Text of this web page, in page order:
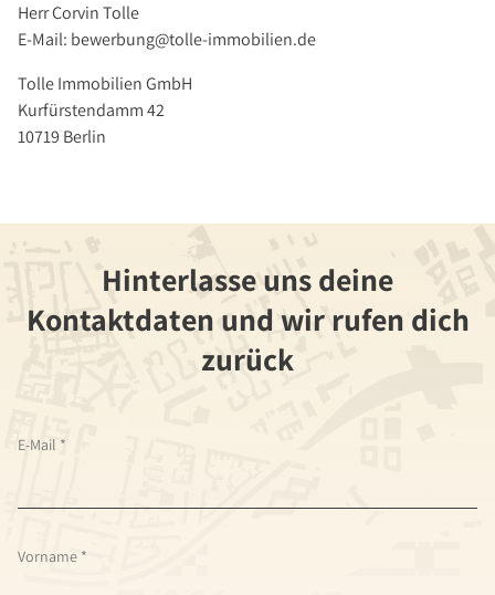
Herr Corvin Tolle
E-Mail: bewerbung@tolle-immobilien.de
Tolle Immobilien GmbH
Kurfürstendamm 42
10719 Berlin
Hinterlasse uns deine
Kontaktdaten und wir rufen dich
zurück
E-Mail *
Vorname *